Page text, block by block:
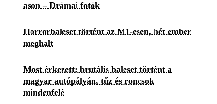
ason – Drámai fotók
Horrorbaleset történt az M1-esen, hét ember
meghalt
Most érkezett: brutális baleset történt a
magyar autópályán, tűz és roncsok
mindenfelé